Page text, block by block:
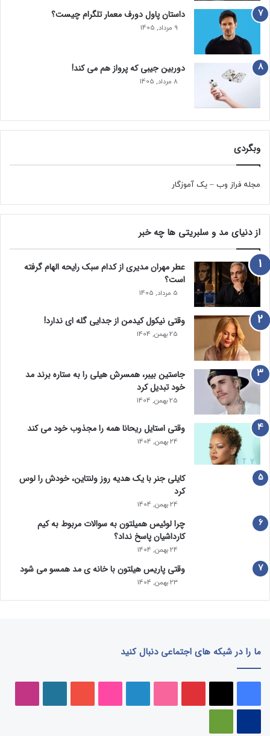
داستان پاول دورف معمار تلگرام چیست؟
9 مرداد, 1405
دوربین جیبی که پرواز هم می‌ کند!
8 مرداد, 1405
وبگردی
مجله فراز وب – یک آموزگار
از دنیای مد و سلبریتی ها چه خبر
عطر مهران مدیری از کدام سبک رایحه الهام گرفته
است؟
5 مرداد, 1405
وقتی نیکول کیدمن از جدایی گله ای ندارد!
25 بهمن, 1404
جاستین بیبر، همسرش هیلی را به ستاره برند مد
خود تبدیل کرد
25 بهمن, 1404
وقتی استایل ریحانا همه را مجذوب خود می‌ کند
24 بهمن, 1404
کایلی جنر با یک هدیه روز ولنتاین، خودش را لوس
کرد
24 بهمن, 1404
چرا لوئیس همیلتون به سوالات مربوط به کیم
کارداشیان پاسخ نداد؟
24 بهمن, 1404
وقتی پاریس هیلتون با خانه‌ ی مد همسو می شود
23 بهمن, 1404
ما را در شبکه های اجتماعی دنبال کنید